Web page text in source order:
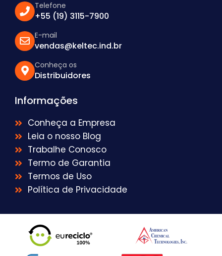
Telefone
+55 (19) 3115-7900
E-mail
vendas@keltec.ind.br
Conheça os
Distribuidores
Informações
Conheça a Empresa
Leia o nosso Blog
Trabalhe Conosco
Termo de Garantia
Termos de Uso
Política de Privacidade